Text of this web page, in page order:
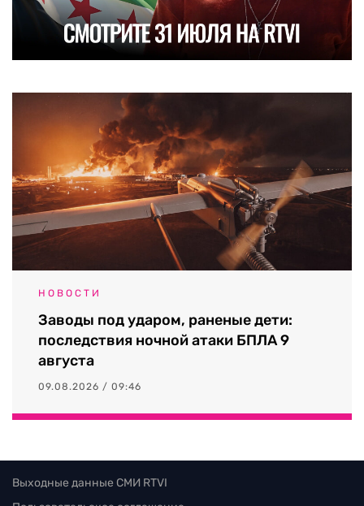
НОВОСТИ
Заводы под ударом, раненые дети:
последствия ночной атаки БПЛА 9
августа
09.08.2026 / 09:46
Выходные данные СМИ RTVI